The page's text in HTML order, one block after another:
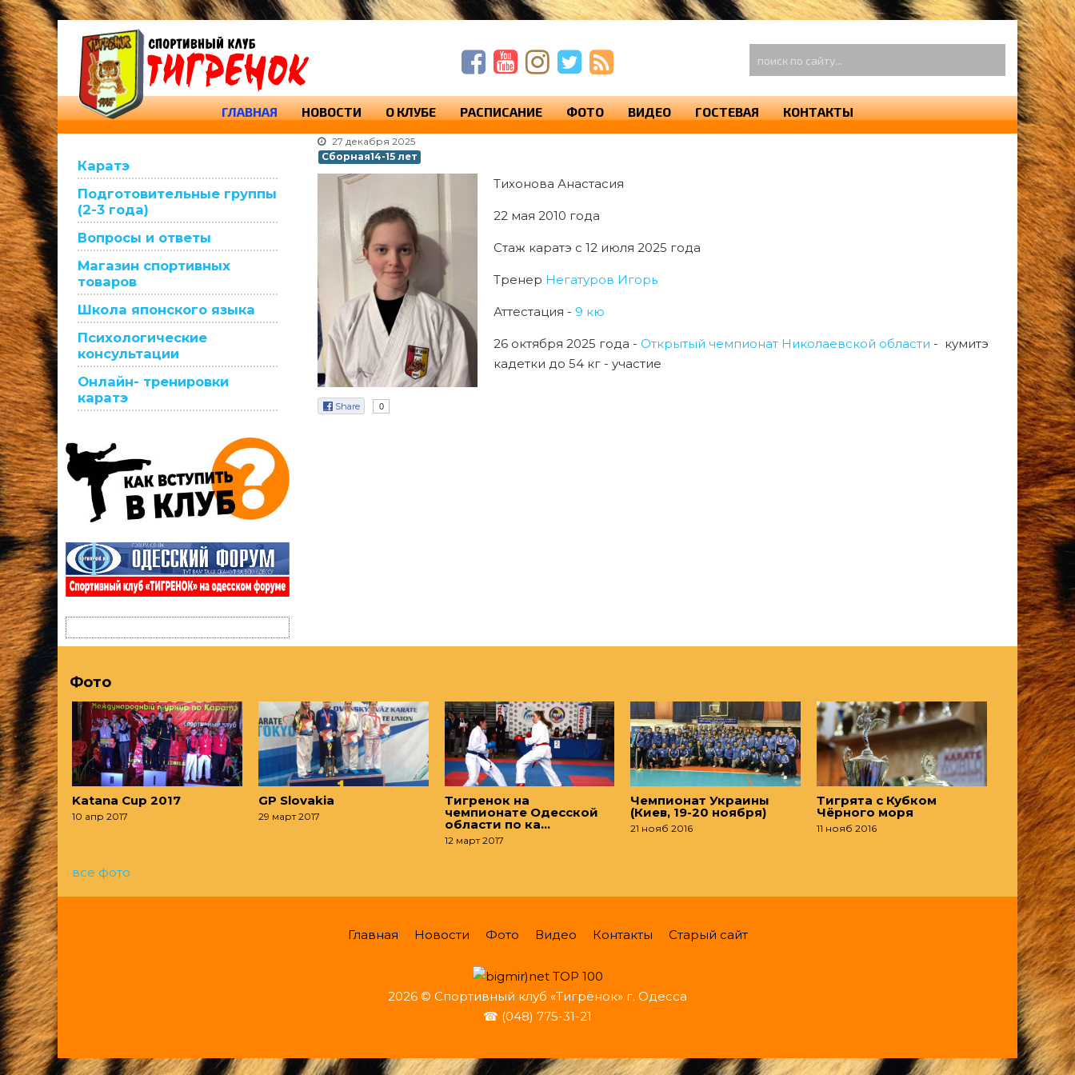
ГЛАВНАЯ НОВОСТИ О КЛУБЕ РАСПИСАНИЕ ФОТО ВИДЕО ГОСТЕВАЯ КОНТАКТЫ
27 декабря 2025
Сборная14-15 лет
Тихонова Анастасия
22 мая 2010 года
Стаж каратэ с 12 июля 2025 года
Тренер Негатуров Игорь
Аттестация - 9 кю
26 октября 2025 года - Открытый чемпионат Николаевской области - кумитэ
кадетки до 54 кг - участие
Share 0
Каратэ
Подготовительные группы
(2-3 года)
Вопросы и ответы
Магазин спортивных
товаров
Школа японского языка
Психологические
консультации
Онлайн- тренировки
каратэ
Фото
Katana Cup 2017
10 апр 2017
GP Slovakia
29 март 2017
Тигренок на
чемпионате Одесской
области по ка…
12 март 2017
Чемпионат Украины
(Киев, 19-20 ноября)
21 нояб 2016
Тигрята с Кубком
Чёрного моря
11 нояб 2016
все фото
Главная Новости Фото Видео Контакты Старый сайт
2026 © Спортивный клуб «Тигрёнок» г. Одесса
☎ (048) 775-31-21